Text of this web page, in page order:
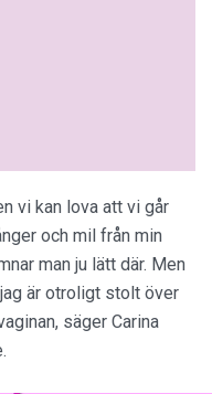
vi kan lova att vi går
och mil från min
man ju lätt där. Men
är otroligt stolt över
säger Carina